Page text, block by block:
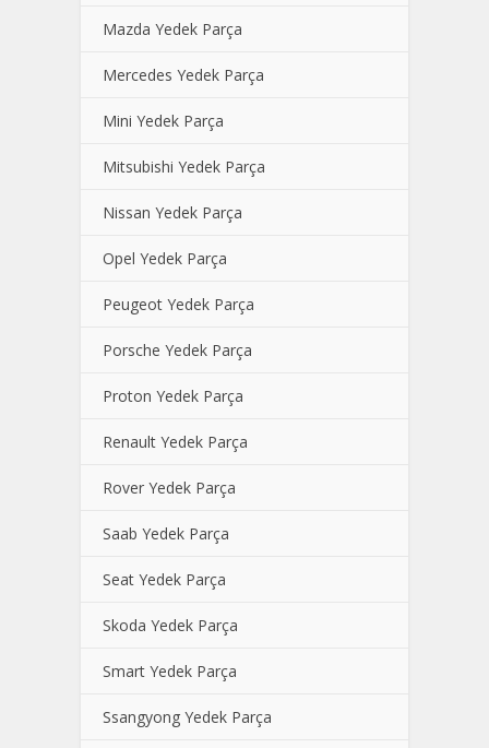
Mazda Yedek Parça
Mercedes Yedek Parça
Mini Yedek Parça
Mitsubishi Yedek Parça
Nissan Yedek Parça
Opel Yedek Parça
Peugeot Yedek Parça
Porsche Yedek Parça
Proton Yedek Parça
Renault Yedek Parça
Rover Yedek Parça
Saab Yedek Parça
Seat Yedek Parça
Skoda Yedek Parça
Smart Yedek Parça
Ssangyong Yedek Parça